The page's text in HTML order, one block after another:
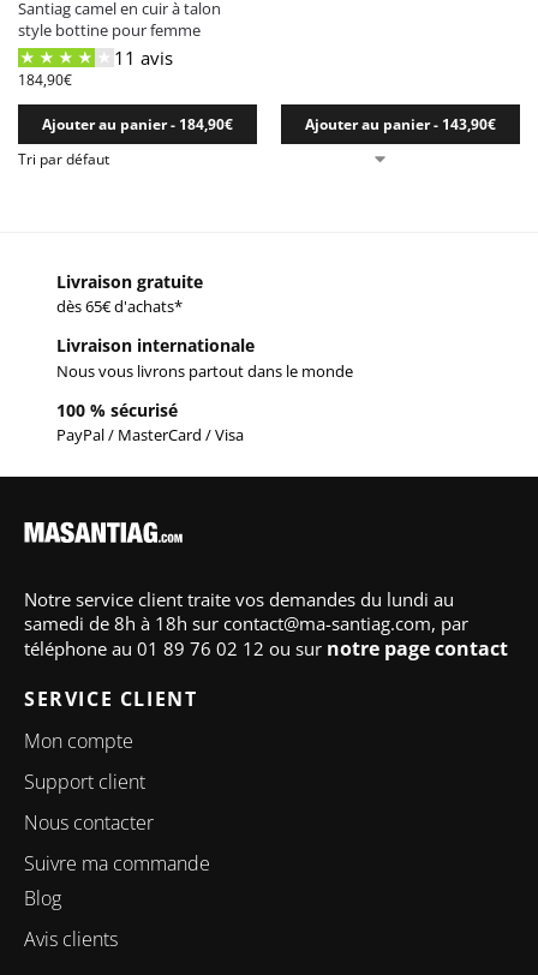
Santiag camel en cuir à talon
style bottine pour femme
11 avis
184,90€
Ajouter au panier - 184,90€ Ajouter au panier - 143,90€
Livraison gratuite
dès 65€ d'achats*
Livraison internationale
Nous vous livrons partout dans le monde
100 % sécurisé
PayPal / MasterCard / Visa
Notre service client traite vos demandes du lundi au
samedi de 8h à 18h sur contact@ma-santiag.com, par
téléphone au 01 89 76 02 12 ou sur notre page contact
SERVICE CLIENT
Mon compte
Support client
Nous contacter
Suivre ma commande
Blog
Avis clients